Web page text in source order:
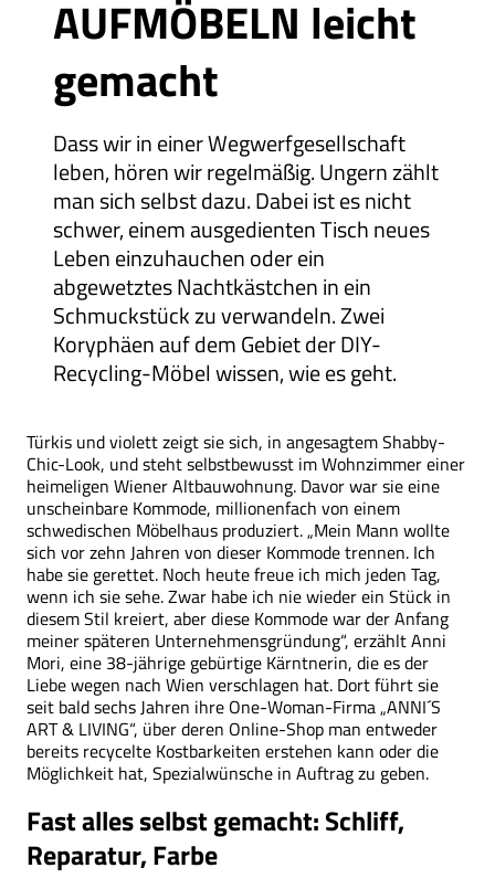
AUFMÖBELN leicht
gemacht
Dass wir in einer Wegwerfgesellschaft
leben, hören wir regelmäßig. Ungern zählt
man sich selbst dazu. Dabei ist es nicht
schwer, einem ausgedienten Tisch neues
Leben einzuhauchen oder ein
abgewetztes Nachtkästchen in ein
Schmuckstück zu verwandeln. Zwei
Koryphäen auf dem Gebiet der DIY-
Recycling-Möbel wissen, wie es geht.
Türkis und violett zeigt sie sich, in angesagtem Shabby-
Chic-Look, und steht selbstbewusst im Wohnzimmer einer
heimeligen Wiener Altbauwohnung. Davor war sie eine
unscheinbare Kommode, millionenfach von einem
schwedischen Möbelhaus produziert. „Mein Mann wollte
sich vor zehn Jahren von dieser Kommode trennen. Ich
habe sie gerettet. Noch heute freue ich mich jeden Tag,
wenn ich sie sehe. Zwar habe ich nie wieder ein Stück in
diesem Stil kreiert, aber diese Kommode war der Anfang
meiner späteren Unternehmensgründung“, erzählt Anni
Mori, eine 38-jährige gebürtige Kärntnerin, die es der
Liebe wegen nach Wien verschlagen hat. Dort führt sie
seit bald sechs Jahren ihre One-Woman-Firma „ANNI´S
ART & LIVING“, über deren Online-Shop man entweder
bereits recycelte Kostbarkeiten erstehen kann oder die
Möglichkeit hat, Spezialwünsche in Auftrag zu geben.
Fast alles selbst gemacht: Schliff,
Reparatur, Farbe